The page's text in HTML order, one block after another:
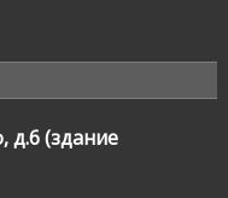
д.6 (здание